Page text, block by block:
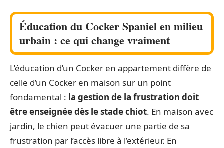
Éducation du Cocker Spaniel en milieu
urbain : ce qui change vraiment
L’éducation d’un Cocker en appartement diffère de
celle d’un Cocker en maison sur un point
fondamental : la gestion de la frustration doit
être enseignée dès le stade chiot. En maison avec
jardin, le chien peut évacuer une partie de sa
frustration par l’accès libre à l’extérieur. En